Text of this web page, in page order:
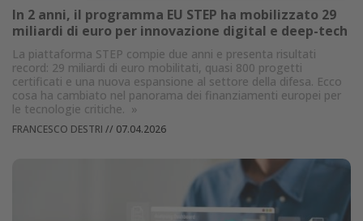
In 2 anni, il programma EU STEP ha mobilizzato 29
miliardi di euro per innovazione digital e deep-tech
La piattaforma STEP compie due anni e presenta risultati
record: 29 miliardi di euro mobilitati, quasi 800 progetti
certificati e una nuova espansione al settore della difesa. Ecco
cosa ha cambiato nel panorama dei finanziamenti europei per
le tecnologie critiche. »
FRANCESCO DESTRI // 07.04.2026